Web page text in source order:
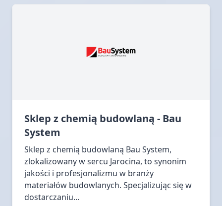
Sklep z chemią budowlaną - Bau
System
Sklep z chemią budowlaną Bau System,
zlokalizowany w sercu Jarocina, to synonim
jakości i profesjonalizmu w branży
materiałów budowlanych. Specjalizując się w
dostarczaniu...